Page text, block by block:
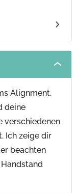
Alignment.
deine
verschiedenen
Ich zeige dir
beachten